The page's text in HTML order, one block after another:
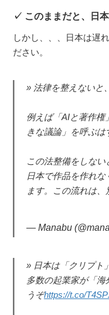
このままだと、日
しかし、、、日本は遅
ださい。
法律を整えないと
例えば「AIと著作権
きな議論」を呼ぶは
この法整備をしない
日本で作品を作れ
ます。この流れは
— Manabu
日本は「クリプト
多数の起業家が「
うぞhttps://t.co/